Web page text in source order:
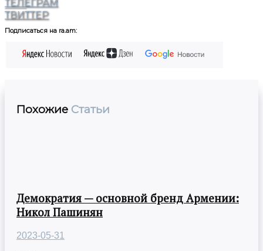
ТЕЛЕГРАМ
ТВИТТЕР
Подписаться на ra.am:
Похожие Статьи
Демократия — основной бренд Армении:
Никол Пашинян
2023-05-31